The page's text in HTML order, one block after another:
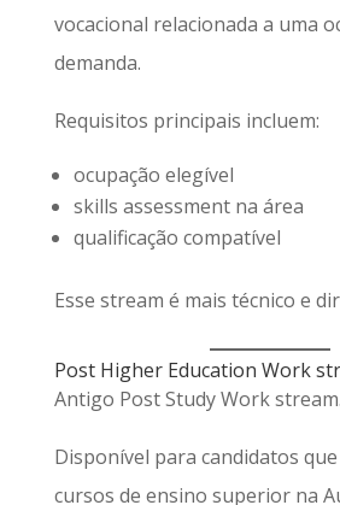
vocacional relacionada a uma
demanda.
Requisitos principais incluem:
ocupação elegível
skills assessment na área
qualificação compatível
Esse stream é mais técnico e
Post Higher Education Work
Antigo Post Study Work stream.
Disponível para candidatos
cursos de ensino superior na